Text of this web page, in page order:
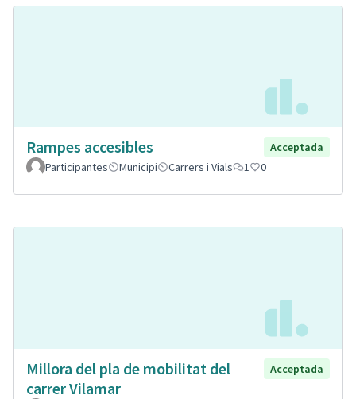
Rampes accesibles
Acceptada
Participantes
Municipi Carrers i Vials 1 0
Millora del pla de mobilitat del
carrer Vilamar
Acceptada